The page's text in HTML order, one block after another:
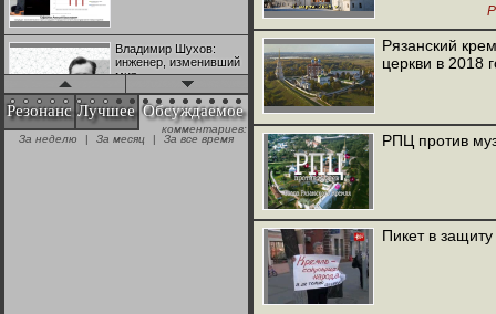
Владимир Шухов:
инженер, изменивший
мир
"Аркадий Коц" на
эгалите-фесте "Не
Резонанс Лучшее Обсуждаемое
комментариев:
За неделю
| За месяц | За все время
Рязанский
церкви в 2018
РПЦ против
Пикет в